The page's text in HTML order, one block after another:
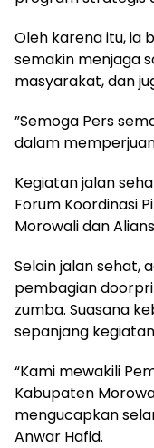
‎Oleh karena itu, ia
semakin menjaga
masyarakat, dan
‎”Semoga Pers
dalam
‎Kegiatan jalan
Forum Koordinasi
Morowali dan
‎Selain jalan sehat,
pembagian
zumba. Suasana
sepanjang
‎“Kami mewakili
Kabupaten
mengucapkan
Anwar Hafid.